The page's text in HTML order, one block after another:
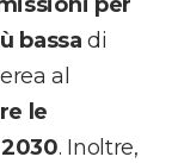
bassa di
al
le
. Inoltre,